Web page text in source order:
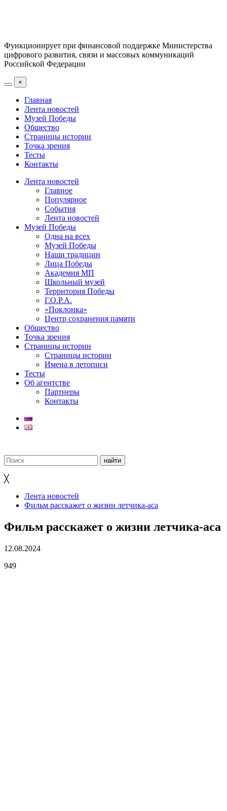
Функционирует при финансовой поддержке Министерства
цифрового развития, связи и массовых коммуникаций
Российской Федерации
×
Главная
Лента новостей
Музей Победы
Общество
Страницы истории
Точка зрения
Тесты
Контакты
Лента новостей
Главное
Популярное
События
Лента новостей
Музей Победы
Одна на всех
Музей Победы
Наши традиции
Лица Победы
Академия МП
Школьный музей
Территория Победы
Г.О.Р.А.
«Поклонка»
Центр сохранения памяти
Общество
Точка зрения
Страницы истории
Страницы истории
Имена в летописи
Тесты
Об агентстве
Партнеры
Контакты
╳
Лента новостей
Фильм расскажет о жизни летчика-аса
Фильм расскажет о жизни летчика-аса
12.08.2024
949